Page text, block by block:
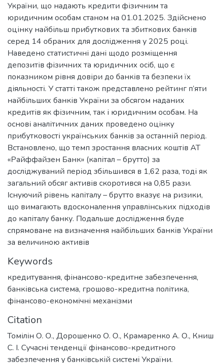
України, що надають кредити фізичним та
юридичним особам станом на 01.01.2025. Здійснено
оцінку найбільш прибуткових та збиткових банків
серед 14 обраних для дослідження у 2025 році.
Наведено статистичні дані щодо розміщення
депозитів фізичних та юридичних осіб, що є
показником рівня довіри до банків та безпеки їх
діяльності. У статті також представлено рейтинг п’яти
найбільших банків України за обсягом наданих
кредитів як фізичним, так і юридичним особам. На
основі аналітичних даних проведено оцінку
прибутковості українських банків за останній період.
Встановлено, що темп зростання власних коштів АТ
«Райффайзен Банк» (капітал – брутто) за
досліджуваний період збільшився в 1,62 раза, тоді як
загальний обсяг активів скоротився на 0,85 рази.
Існуючий рівень капіталу – брутто вказує на ризики,
що вимагають вдосконалення управлінських підходів
до капіталу банку. Подальше дослідження буде
спрямоване на визначення найбільших банків України
за величиною активів
Keywords
кредитування, фінансово-кредитне забезпечення,
банківська система, грошово-кредитна політика,
фінансово-економічні механізми
Citation
Томілін О. О., Дорошенко О. О., Крамаренко А. О., Книш
С. І. Сучасні тенденції фінансово-кредитного
забезпечення у банківській системі України.